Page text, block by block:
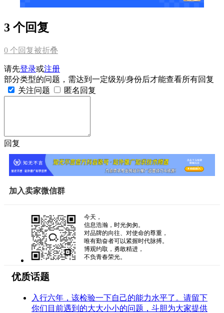
3 个回复
0 个回复被折叠
请先登录或注册
部分类型的问题，需达到一定级别/身份后才能查看所有回复
关注问题
匿名回复
回复
加入卖家微信群
今天，
信息浩瀚，时光匆匆。
对品牌的向往、对使命的尊重，
唯有勤奋者可以紧握时代脉搏。
博观约取，勇敢精进，
不负青春荣光。
优质话题
入行六年，该检验一下自己的能力水平了。请留下
你们目前遇到的大大小小的问题，斗胆为大家提供